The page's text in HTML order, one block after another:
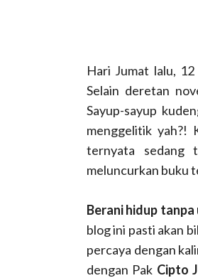
Hari Jumat lalu,
Selain deretan
Sayup-sayup
menggelitik yah?!
ternyata sedang
meluncurkan buku
Berani hidup
blog ini pasti akan
percaya dengan
dengan Pak Cipto